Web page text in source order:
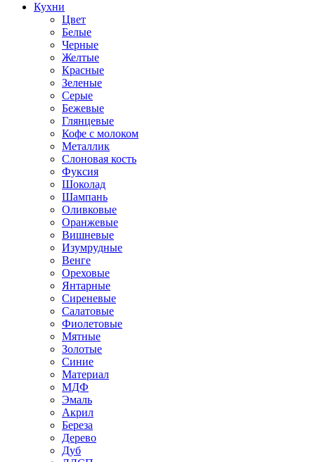
Кухни
Цвет
Белые
Черные
Желтые
Красные
Зеленые
Серые
Бежевые
Глянцевые
Кофе с молоком
Металлик
Слоновая кость
Фуксия
Шоколад
Шампань
Оливковые
Оранжевые
Вишневые
Изумрудные
Венге
Ореховые
Янтарные
Сиреневые
Салатовые
Фиолетовые
Мятные
Золотые
Синие
Материал
МДФ
Эмаль
Акрил
Береза
Дерево
Дуб